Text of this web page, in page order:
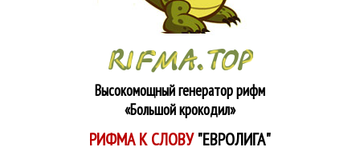
Высокомощный генератор рифм
«Большой крокодил»
РИФМА К СЛОВУ"ЕВРОЛИГА"